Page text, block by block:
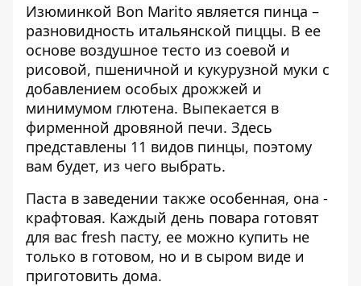
Изюминкой Bon Marito является пинца –
разновидность итальянской пиццы. В ее
основе воздушное тесто из соевой и
рисовой, пшеничной и кукурузной муки с
добавлением особых дрожжей и
минимумом глютена. Выпекается в
фирменной дровяной печи. Здесь
представлены 11 видов пинцы, поэтому
вам будет, из чего выбрать.
Паста в заведении также особенная, она -
крафтовая. Каждый день повара готовят
для вас fresh пасту, ее можно купить не
только в готовом, но и в сыром виде и
приготовить дома.